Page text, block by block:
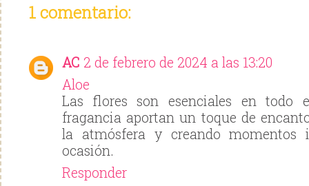
1 comentario:
AC 2 de febrero de 2024 a las 13:20
Aloe
Las flores son esenciales en todo
fragancia aportan un toque de
la atmósfera y creando momentos
ocasión.
Responder